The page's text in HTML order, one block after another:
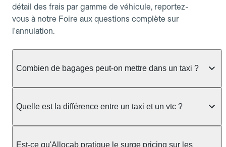
détail des frais par gamme de véhicule, reportez-
vous à notre Foire aux questions complète sur
l'annulation.
Combien de bagages peut-on mettre dans un taxi ?
taxi berline accueille en général jusqu'à 3 bagages
ou nombreux, précisez-le dans le champ "Message
au chauffeur" lors de la réservation. Le prix n'est
Quelle est la différence entre un taxi et un vtc ?
prendre en charge directement dans la rue, à une
Est-ce qu'Allocab pratique le surge pricing sur les